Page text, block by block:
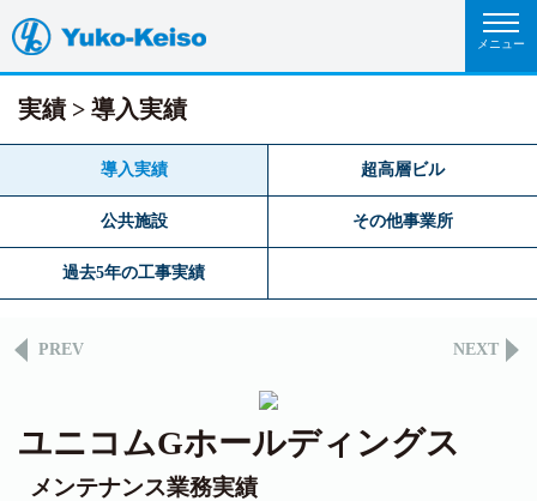
実績 導入実績
導入実績 超高層ビル
公共施設 その他事業所
過去5年の工事実績
PREV NEXT
ユニコムGホールディングス
メンテナンス業務実績